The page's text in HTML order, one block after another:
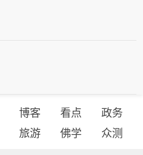
博客 看点
政务
旅游 佛学 众测